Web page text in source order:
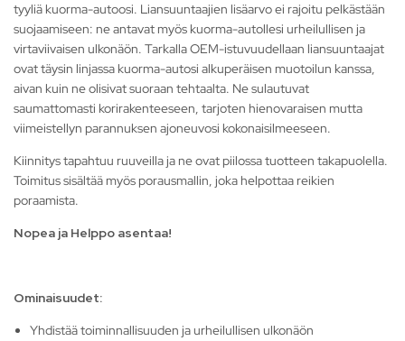
tyyliä kuorma-autoosi. Liansuuntaajien lisäarvo ei rajoitu pelkästään
suojaamiseen: ne antavat myös kuorma-autollesi urheilullisen ja
virtaviivaisen ulkonäön. Tarkalla OEM-istuvuudellaan liansuuntaajat
ovat täysin linjassa kuorma-autosi alkuperäisen muotoilun kanssa,
aivan kuin ne olisivat suoraan tehtaalta. Ne sulautuvat
saumattomasti korirakenteeseen, tarjoten hienovaraisen mutta
viimeistellyn parannuksen ajoneuvosi kokonaisilmeeseen.
Kiinnitys tapahtuu ruuveilla ja ne ovat piilossa tuotteen takapuolella.
Toimitus sisältää myös porausmallin, joka helpottaa reikien
poraamista.
Nopea ja Helppo asentaa!
Ominaisuudet:
Yhdistää toiminnallisuuden ja urheilullisen ulkonäön